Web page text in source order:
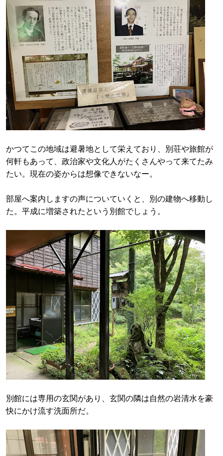
かつてこの地域は避暑地として栄えており、別荘や旅館が
何軒もあって、政治家や文化人がたくさんやって来てたみ
たい。現在の姿からは想像できないなー。
部屋へ案内しますの声についていくと、別の建物へ移動し
た。平成に増築されたという別館でしょう。
別館には専用の玄関があり、玄関の隣は自然の岩清水を豪
快にかけ流す洗面所だ。